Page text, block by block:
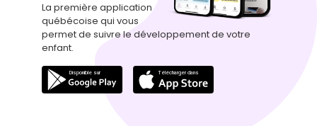
La première application
québécoise qui vous
permet de suivre le développement de votre
enfant.